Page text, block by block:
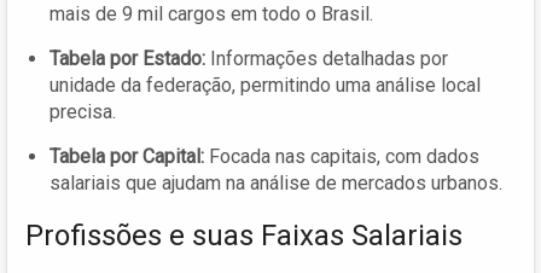
mais de 9 mil cargos em todo o Brasil.
Tabela por Estado: Informações detalhadas por
unidade da federação, permitindo uma análise local
precisa.
Tabela por Capital: Focada nas capitais, com dados
salariais que ajudam na análise de mercados urbanos.
Profissões e suas Faixas Salariais